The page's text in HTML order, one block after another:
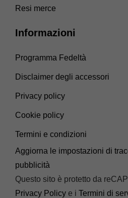
Resi merce
Informazioni
Programma Fedeltà
Disclaimer degli accessori
Privacy policy
Cookie policy
Termini e condizioni
Aggiorna le impostazioni di
pubblicità
Questo sito è protetto da
Privacy Policy e i Termini di